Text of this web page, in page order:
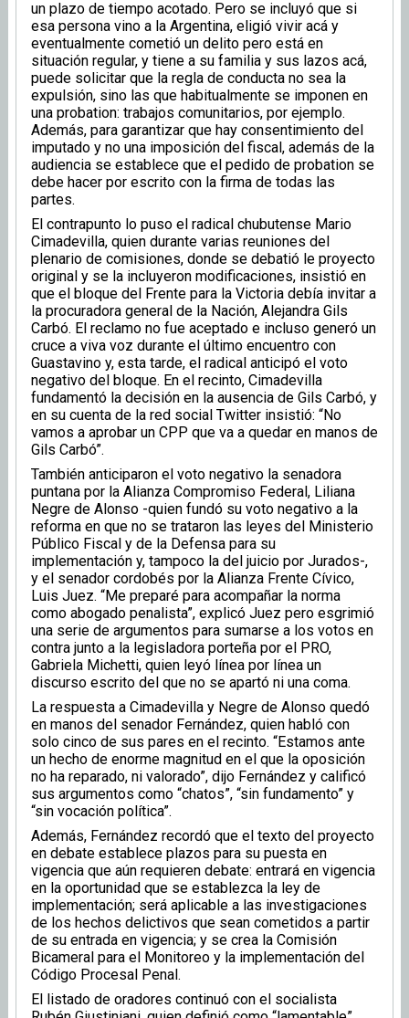
un plazo de tiempo acotado. Pero se incluyó que si
esa persona vino a la Argentina, eligió vivir acá y
eventualmente cometió un delito pero está en
situación regular, y tiene a su familia y sus lazos acá,
puede solicitar que la regla de conducta no sea la
expulsión, sino las que habitualmente se imponen en
una probation: trabajos comunitarios, por ejemplo.
Además, para garantizar que hay consentimiento del
imputado y no una imposición del fiscal, además de la
audiencia se establece que el pedido de probation se
debe hacer por escrito con la firma de todas las
partes.
El contrapunto lo puso el radical chubutense Mario
Cimadevilla, quien durante varias reuniones del
plenario de comisiones, donde se debatió le proyecto
original y se la incluyeron modificaciones, insistió en
que el bloque del Frente para la Victoria debía invitar a
la procuradora general de la Nación, Alejandra Gils
Carbó. El reclamo no fue aceptado e incluso generó un
cruce a viva voz durante el último encuentro con
Guastavino y, esta tarde, el radical anticipó el voto
negativo del bloque. En el recinto, Cimadevilla
fundamentó la decisión en la ausencia de Gils Carbó, y
en su cuenta de la red social Twitter insistió: “No
vamos a aprobar un CPP que va a quedar en manos de
Gils Carbó”.
También anticiparon el voto negativo la senadora
puntana por la Alianza Compromiso Federal, Liliana
Negre de Alonso -quien fundó su voto negativo a la
reforma en que no se trataron las leyes del Ministerio
Público Fiscal y de la Defensa para su
implementación y, tampoco la del juicio por Jurados-,
y el senador cordobés por la Alianza Frente Cívico,
Luis Juez. “Me preparé para acompañar la norma
como abogado penalista”, explicó Juez pero esgrimió
una serie de argumentos para sumarse a los votos en
contra junto a la legisladora porteña por el PRO,
Gabriela Michetti, quien leyó línea por línea un
discurso escrito del que no se apartó ni una coma.
La respuesta a Cimadevilla y Negre de Alonso quedó
en manos del senador Fernández, quien habló con
solo cinco de sus pares en el recinto. “Estamos ante
un hecho de enorme magnitud en el que la oposición
no ha reparado, ni valorado”, dijo Fernández y calificó
sus argumentos como “chatos”, “sin fundamento” y
“sin vocación política”.
Además, Fernández recordó que el texto del proyecto
en debate establece plazos para su puesta en
vigencia que aún requieren debate: entrará en vigencia
en la oportunidad que se establezca la ley de
implementación; será aplicable a las investigaciones
de los hechos delictivos que sean cometidos a partir
de su entrada en vigencia; y se crea la Comisión
Bicameral para el Monitoreo y la implementación del
Código Procesal Penal.
El listado de oradores continuó con el socialista